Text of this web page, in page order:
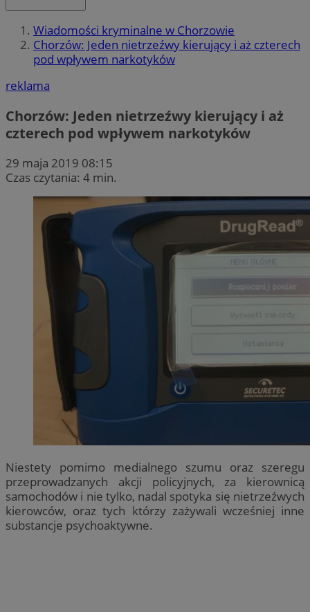
Wiadomości kryminalne w Chorzowie
Chorzów: Jeden nietrzeźwy kierujący i aż czterech
pod wpływem narkotyków
reklama
Chorzów: Jeden nietrzeźwy kierujący i aż
czterech pod wpływem narkotyków
29 maja 2019 08:15
Czas czytania: 4 min.
Niestety pomimo medialnego szumu oraz szeregu
przeprowadzanych akcji policyjnych, za kierownicą
samochodów i nie tylko, nadal spotyka się nietrzeźwych
kierowców, oraz tych którzy zażywali wcześniej inne
substancje psychoaktywne.